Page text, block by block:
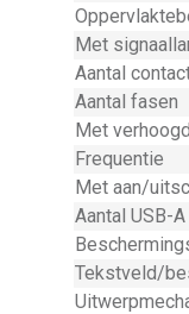
Met
Aantal
Aantal fasen
Met
Frequentie
Met aan/
Aantal USB-
Tekstveld/